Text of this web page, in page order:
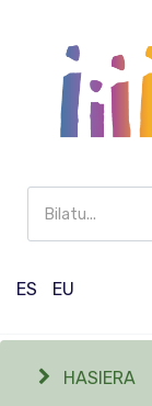
ES
EU
HASIERA